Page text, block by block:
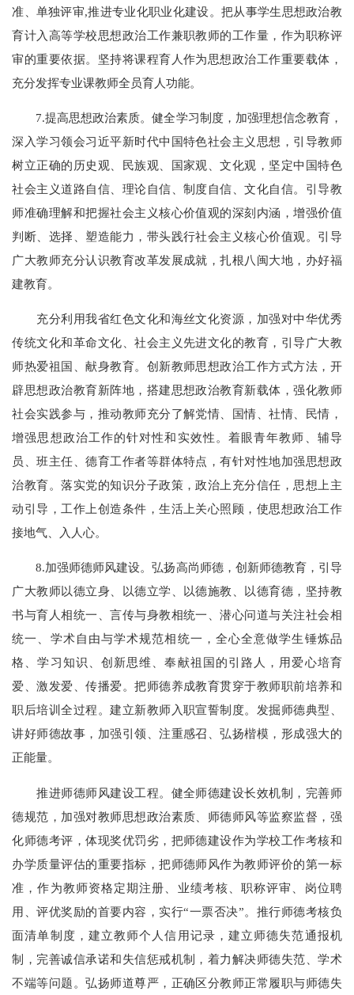
准、单独评审,推进专业化职业化建设。把从事学生思想政治教
育计入高等学校思想政治工作兼职教师的工作量，作为职称评
审的重要依据。坚持将课程育人作为思想政治工作重要载体，
充分发挥专业课教师全员育人功能。
7.提高思想政治素质。健全学习制度，加强理想信念教育，
深入学习领会习近平新时代中国特色社会主义思想，引导教师
树立正确的历史观、民族观、国家观、文化观，坚定中国特色
社会主义道路自信、理论自信、制度自信、文化自信。引导教
师准确理解和把握社会主义核心价值观的深刻内涵，增强价值
判断、选择、塑造能力，带头践行社会主义核心价值观。引导
广大教师充分认识教育改革发展成就，扎根八闽大地，办好福
建教育。
充分利用我省红色文化和海丝文化资源，加强对中华优秀
传统文化和革命文化、社会主义先进文化的教育，引导广大教
师热爱祖国、献身教育。创新教师思想政治工作方式方法，开
辟思想政治教育新阵地，搭建思想政治教育新载体，强化教师
社会实践参与，推动教师充分了解党情、国情、社情、民情，
增强思想政治工作的针对性和实效性。着眼青年教师、辅导
员、班主任、德育工作者等群体特点，有针对性地加强思想政
治教育。落实党的知识分子政策，政治上充分信任，思想上主
动引导，工作上创造条件，生活上关心照顾，使思想政治工作
接地气、入人心。
8.加强师德师风建设。弘扬高尚师德，创新师德教育，引导
广大教师以德立身、以德立学、以德施教、以德育德，坚持教
书与育人相统一、言传与身教相统一、潜心问道与关注社会相
统一、学术自由与学术规范相统一，全心全意做学生锤炼品
格、学习知识、创新思维、奉献祖国的引路人，用爱心培育
爱、激发爱、传播爱。把师德养成教育贯穿于教师职前培养和
职后培训全过程。建立新教师入职宣誓制度。发掘师德典型、
讲好师德故事，加强引领、注重感召、弘扬楷模，形成强大的
正能量。
推进师德师风建设工程。健全师德建设长效机制，完善师
德规范，加强对教师思想政治素质、师德师风等监察监督，强
化师德考评，体现奖优罚劣，把师德建设作为学校工作考核和
办学质量评估的重要指标，把师德师风作为教师评价的第一标
准，作为教师资格定期注册、业绩考核、职称评审、岗位聘
用、评优奖励的首要内容，实行“一票否决”。推行师德考核负
面清单制度，建立教师个人信用记录，建立师德失范通报机
制，完善诚信承诺和失信惩戒机制，着力解决师德失范、学术
不端等问题。弘扬师道尊严，正确区分教师正常履职与师德失